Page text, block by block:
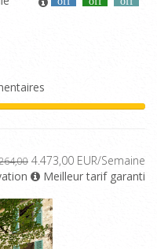
4.473,00 EUR/Semaine
Meilleur tarif garanti